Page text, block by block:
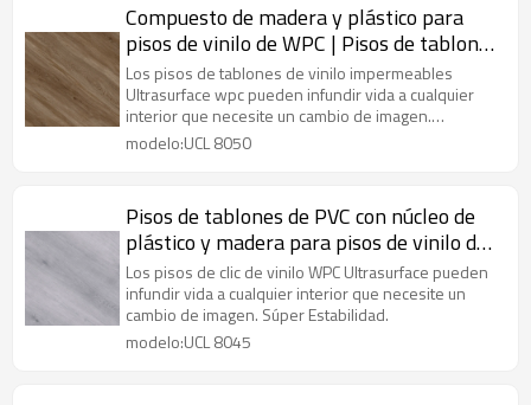
Compuesto de madera y plástico para
pisos de vinilo de WPC | Pisos de tablones
de PVC | Apartamento Oficina Hotel
Dormitorio Cocina Residencial Comercial
UCL 8050
Los pisos de tablones de vinilo impermeables
Ultrasurface wpc pueden infundir vida a cualquier
interior que necesite un cambio de imagen.
Comodidad bajo los pies.
modelo:UCL 8050
Pisos de tablones de PVC con núcleo de
plástico y madera para pisos de vinilo de
WPC | Clásico absorbente de sonido fácil
de limpiar | Oficina Sala de estar Casa
Los pisos de clic de vinilo WPC Ultrasurface pueden
infundir vida a cualquier interior que necesite un
cambio de imagen. Súper Estabilidad.
modelo:UCL 8045